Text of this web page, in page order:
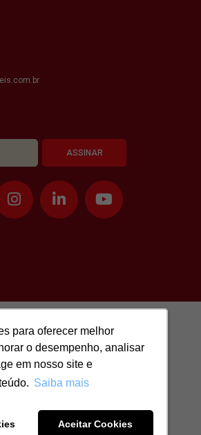
para oferecer melhor
o desempenho, analisar
em nosso site e
Saiba mais
Aceitar Cookies
para oferecer melhor
o desempenho, analisar
em nosso site e
Saiba mais
Aceitar Cookies
0001-48 | CRECI: J-04970/1